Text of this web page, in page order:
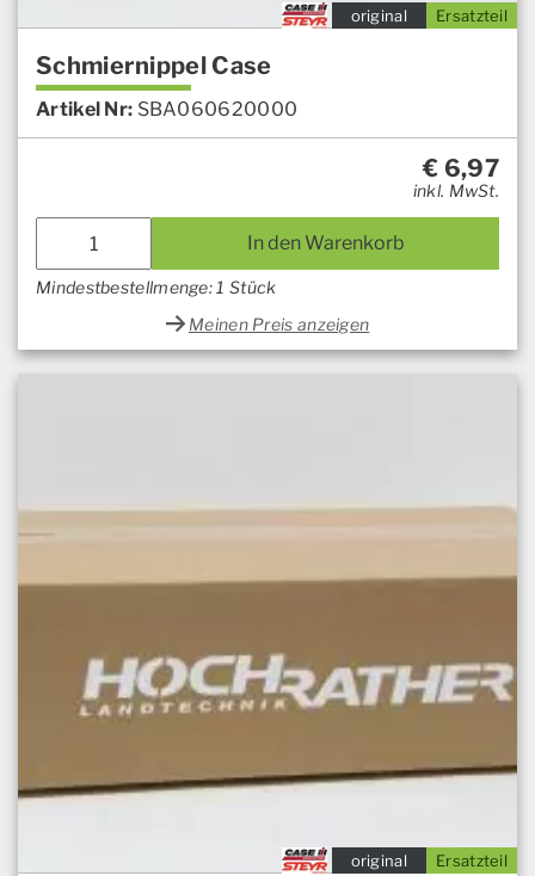
Ersatzteil
original
Schmiernippel Case
Artikel Nr: SBA060620000
€ 6,97
inkl. MwSt.
In den Warenkorb
Mindestbestellmenge: 1 Stück
Meinen Preis anzeigen
Ersatzteil
original